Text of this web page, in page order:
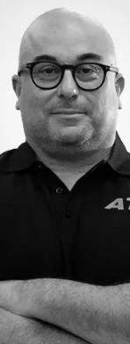
Libero
Motorie e
Esercizio
trainer.